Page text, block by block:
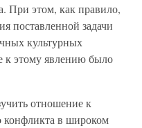
При этом, как правило,
поставленной задачи
культурных
к этому явлению было
отношение к
конфликта в широком